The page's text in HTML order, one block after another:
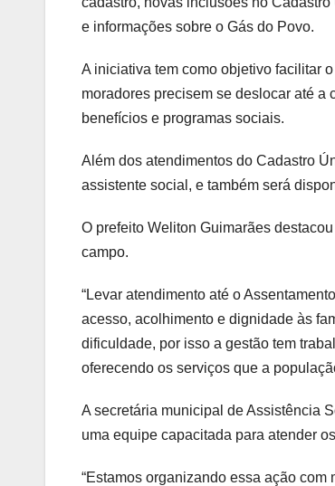
e informações sobre o Gás do Povo.
A iniciativa tem como objetivo facilitar
moradores precisem se deslocar até
benefícios e programas sociais.
Além dos atendimentos do Cadastro
assistente social, e também será
O prefeito Weliton Guimarães
campo.
“Levar atendimento até o
acesso, acolhimento e dignidade às
dificuldade, por isso a gestão tem
oferecendo os serviços que a
A secretária municipal de Assistência
uma equipe capacitada para atender
“Estamos organizando essa ação